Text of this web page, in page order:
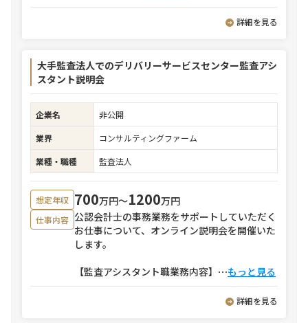
詳細を見る
大手監査法人でのデリバリーサービスセンター監査アシ
スタント説明会
企業名
非公開
業界
コンサルティングファーム
業種・職種
監査法人
想定年収 700万円〜1200万円
仕事内容 公認会計士の事務業務をサポートしていただく
お仕事について、オンライン説明会を開催いた
します。
【監査アシスタント職業務内容】 ⋯もっと見る
詳細を見る